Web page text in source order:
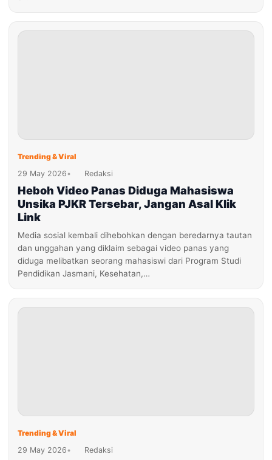
Trending & Viral
29 May 2026• Redaksi
Heboh Video Panas Diduga Mahasiswa
Unsika PJKR Tersebar, Jangan Asal Klik
Link
Media sosial kembali dihebohkan dengan beredarnya tautan
dan unggahan yang diklaim sebagai video panas yang
diduga melibatkan seorang mahasiswi dari Program Studi
Pendidikan Jasmani, Kesehatan,…
Trending & Viral
29 May 2026• Redaksi